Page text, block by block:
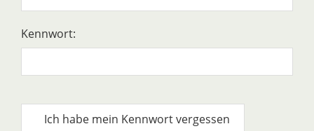
Kennwort:
Ich habe mein Kennwort vergessen